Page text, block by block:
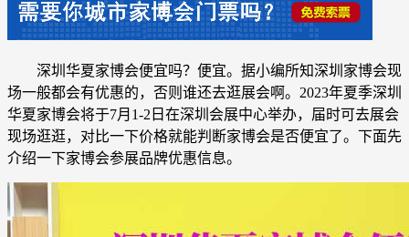
深圳华夏家博会便宜吗？便宜。据小编所知深圳家博会现
场一般都会有优惠的，否则谁还去逛展会啊。2023年夏季深圳
华夏家博会将于7月1-2日 在深圳会展中心举办，届时可去展会
现场逛逛，对比一下价格就能判断家博会是否便宜了。下面先
介绍一下家博会参展品牌优惠信息。